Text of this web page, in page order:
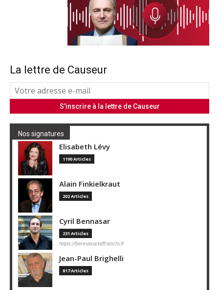
La lettre de Causeur
Nos signatures
Elisabeth Lévy
1190 Articles
Alain Finkielkraut
202 Articles
Cyril Bennasar
231 Articles
https://bennasarlaffranchi.fr
Jean-Paul Brighelli
817 Articles